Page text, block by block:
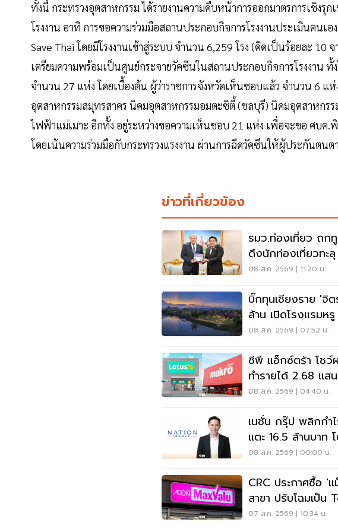
ทั้งนี้ กระทรวงอุตสาหกรรม ได้รายงานความคืบหน้าการออกมาตรการเชิง
โรงงาน อาทิ การขอความร่วมมือสถานประกอบกิจการโรงงานประเมินตนเ
Save Thai โดยมีโรงงานเข้าสู่ระบบ จำนวน 6,259 โรง (คิดเป็นร้อยละ 10
เตรียมความพร้อมเป็นศูนย์กระจายวัคซีนในสถานประกอบกิจการโรงงาน
จำนวน 27 แห่ง โดยเบื้องต้น ผู้ว่าราชการจังหวัดเห็นชอบแล้ว จำนวน 6 แ
อุตสาหกรรมสมุทรสาคร นิคมอุตสาหกรรมอมตะซิตี้ (ชลบุรี) นิคมอุตสาหกร
ไฟฟ้าแม่เมาะ อีกทั้ง อยู่ระหว่างขอความเห็นชอบ 21 แห่ง เพื่อจะขอ ศบ
โดยเน้นความร่วมมือกับกระทรวงแรงงาน ผ่านการฉีดวัคซีนให้ผู้ประกันตน
ข่าวที่เกี่ยวข้อง
รมว.ท่องเที่ยว ถก
ดึงนักท่องเที่ยวทะ
08 ส.ค. 2569 | 11:20 น.
บิ๊กทุนเชียงราย 'จิ
ล้าน เปิดโรงแรม
หมุดแบรนด์ใหม่
08 ส.ค. 2569 | 07:52 น.
ซีพี แอ็กซ์ตร้า โชว์
ทำรายได้ 2.68 แส
3.6%
08 ส.ค. 2569 | 04:40 น.
เนชั่น กรุ๊ป พลิกกำ
แตะ 16.5 ล้านบาท
หมุดสู่ ‘มีเดียเทค’
08 ส.ค. 2569 | 00:00 น.
CRC ประกาศซื้อ '
สาขา ปรับโฉมเป็น
ลูกค้าเพิ่ม 9 แสนราย
07 ส.ค. 2569 | 10:34 น.